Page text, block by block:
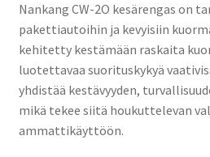
Nankang CW-2O kesärengas on
pakettiautoihin ja kevyisiin
kehitetty kestämään raskaita
luotettavaa suorituskykyä
yhdistää kestävyyden,
mikä tekee siitä houkuttelevan
ammattikäyttöön.